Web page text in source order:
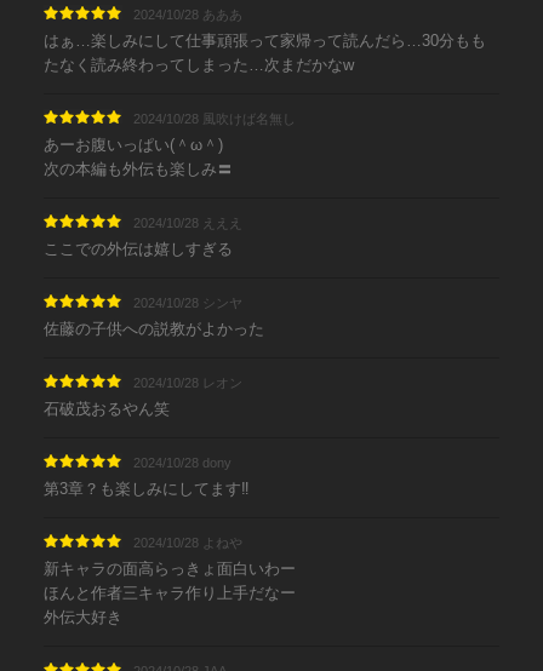
2024/10/28 あああ
はぁ…楽しみにして仕事頑張って家帰って読んだら…30分もも
たなく読み終わってしまった…次まだかなw
2024/10/28 風吹けば名無し
あーお腹いっぱい(＾ω＾)
次の本編も外伝も楽しみ〓
2024/10/28 えええ
ここでの外伝は嬉しすぎる
2024/10/28 シンヤ
佐藤の子供への説教がよかった
2024/10/28 レオン
石破茂おるやん笑
2024/10/28 dony
第3章？も楽しみにしてます‼︎
2024/10/28 よねや
新キャラの面高らっきょ面白いわー
ほんと作者三キャラ作り上手だなー
外伝大好き